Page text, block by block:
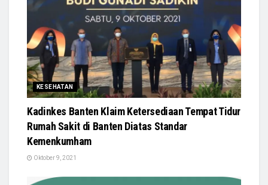
KESEHATAN
Kadinkes Banten Klaim Ketersediaan Tempat Tidur
Rumah Sakit di Banten Diatas Standar
Kemenkumham
Oktober 9, 2021